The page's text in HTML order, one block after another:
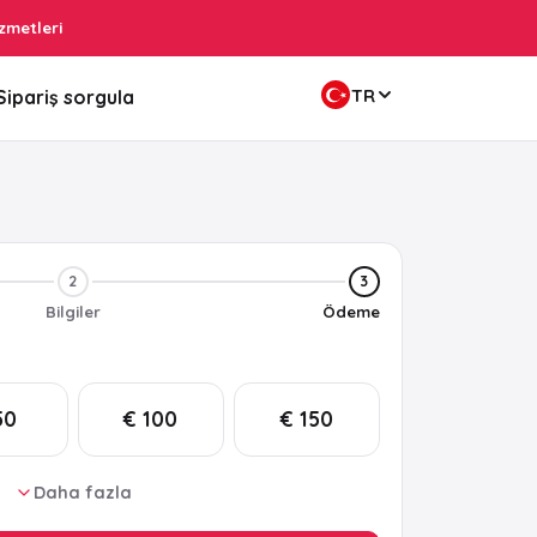
sorgula TR
2
Bilgiler
3
Ödeme
€ 100 € 150
Daha fazla